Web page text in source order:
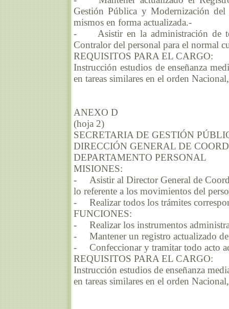
Gestión Pública y Modernización
mismos en forma actualizada.-
- Asistir en la administración de
Contralor del personal para el normal
REQUISITOS PARA EL CARGO:
Instrucción estudios de enseñanza
en tareas similares en el orden
ANEXO D
(hoja 2)
SECRETARIA DE GESTIÓN
DIRECCIÓN GENERAL DE
DEPARTAMENTO PERSONAL
MISIONES:
- Asistir al Director General de
lo referente a los movimientos del
- Realizar todos los trámites
FUNCIONES:
- Realizar los instrumentos
- Mantener un registro actualizado
- Confeccionar y tramitar todo acto
REQUISITOS PARA EL CARGO:
Instrucción estudios de enseñanza
en tareas similares en el orden